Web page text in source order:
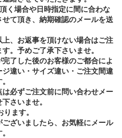
く場合や日時指定に間に合わな
て頂き、納期確認のメールを送
、お返事を頂けない場合はご注
。予めご了承下さいませ。
了した後のお客様のご都合によ
違い・サイズ違い・ご注文間違
必ずご注文前に問い合わせメー
さいませ。
ます。
ざいましたら、お気軽にメール